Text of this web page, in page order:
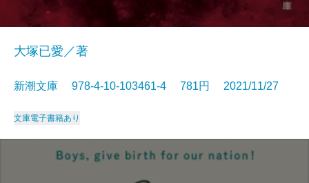
大塚已愛／著
新潮文庫 978-4-10-103461-4 781円 2021/11/27
文庫電子書籍あり